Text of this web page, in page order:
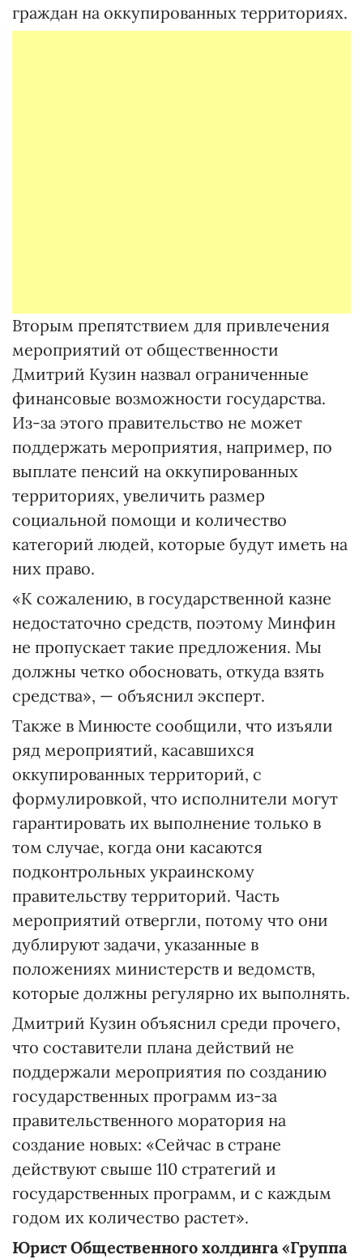
граждан на оккупированных территориях.
Вторым препятствием для привлечения
мероприятий от общественности
Дмитрий Кузин назвал ограниченные
финансовые возможности государства.
Из-за этого правительство не может
поддержать мероприятия, например, по
выплате пенсий на оккупированных
территориях, увеличить размер
социальной помощи и количество
категорий людей, которые будут иметь на
них право.
«К сожалению, в государственной казне
недостаточно средств, поэтому Минфин
не пропускает такие предложения. Мы
должны четко обосновать, откуда взять
средства», — объяснил эксперт.
Также в Минюсте сообщили, что изъяли
ряд мероприятий, касавшихся
оккупированных территорий, с
формулировкой, что исполнители могут
гарантировать их выполнение только в
том случае, когда они касаются
подконтрольных украинскому
правительству территорий. Часть
мероприятий отвергли, потому что они
дублируют задачи, указанные в
положениях министерств и ведомств,
которые должны регулярно их выполнять.
Дмитрий Кузин объяснил среди прочего,
что составители плана действий не
поддержали мероприятия по созданию
государственных программ из-за
правительственного моратория на
создание новых: «Сейчас в стране
действуют свыше 110 стратегий и
государственных программ, и с каждым
годом их количество растет».
Юрист Общественного холдинга «Группа